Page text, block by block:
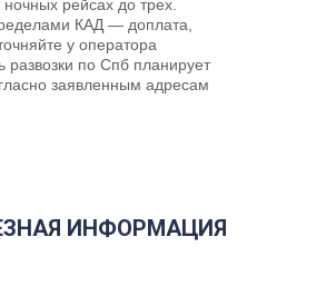
ночных рейсах до трех.
КАД — доплата,
у оператора
развозки по Спб планирует
заявленным адресам
ИНФОРМАЦИЯ